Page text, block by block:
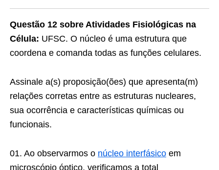
Questão 12 sobre Atividades Fisiológicas na
Célula: UFSC. O núcleo é uma estrutura que
coordena e comanda todas as funções celulares.
Assinale a(s) proposição(ões) que apresenta(m)
relações corretas entre as estruturas nucleares,
sua ocorrência e características químicas ou
funcionais.
01. Ao observarmos o núcleo interfásico em
microscópio óptico, verificamos a total